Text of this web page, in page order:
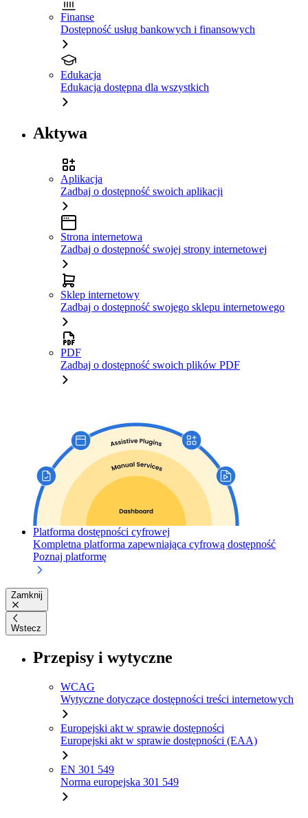
Finanse
Dostępność usług bankowych i finansowych
Edukacja
Edukacja dostępna dla wszystkich
Aktywa
Aplikacja
Zadbaj o dostępność swoich aplikacji
Strona internetowa
Zadbaj o dostępność swojej strony internetowej
Sklep internetowy
Zadbaj o dostępność swojego sklepu internetowego
PDF
Zadbaj o dostępność swoich plików PDF
Platforma dostępności cyfrowej
Kompletna platforma zapewniająca cyfrową dostępność
Poznaj platformę
Zamknij
Wstecz
Przepisy i wytyczne
WCAG
Wytyczne dotyczące dostępności treści internetowych
Europejski akt w sprawie dostępności
Europejski akt w sprawie dostępności (EAA)
EN 301 549
Norma europejska 301 549